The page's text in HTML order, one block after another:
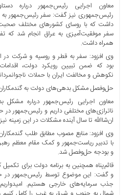
معاون اجرایی رئیس‌جمهور درباره
رئیس‌جمهوری نیز گفت: سفر رئیس‌جمهور به
داشت که با روسای کشورهای مختلف
سفر موفقیت‌آمیزی به عراق انجام شد که
همراه داشت.
وی افزود: سفر به قطر و روسیه و شرکت
بود که ضمن تبیین رویکرد دولت،
نکوهش و مخالفت ایران با حملات
حل‌وفصل مشکل بدهی‌های دولت به
معاون اجرایی رئیس‌جمهور درباره
ناترازی‌های مختلفی داریم و رئیس‌جمهور
ان‌شاالله تا سال آینده مشکلات در این زمینه
وی افزود: منابع مصوب مطابق طلب
با تدبیر ریاست‌جمهور و کمک مقام معظم
و بودجه حل‌وفصل شد.
قائم‌پناه همچنین به برنامه دولت برای تکمیل
و گفت: این موضوع توسط رئیس‌جمهور در
جذب سرمایه‌های خارجی هستیم.